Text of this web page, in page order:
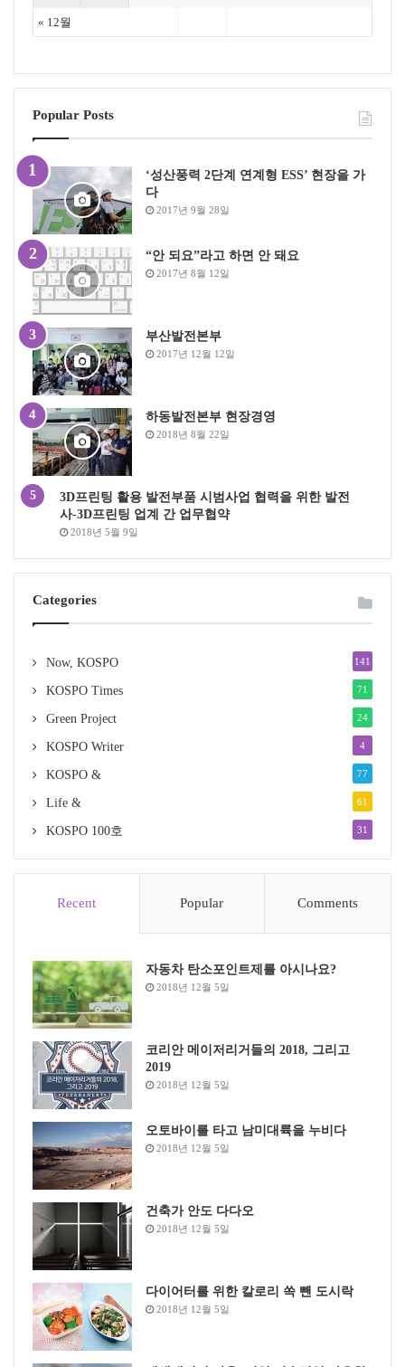
« 12월
Popular Posts
‘성산풍력 2단계 연계형 ESS’ 현장을 가
다
2017년 9월 28일
“안 되요”라고 하면 안 돼요
2017년 8월 12일
부산발전본부
2017년 12월 12일
하동발전본부 현장경영
2018년 8월 22일
3D프린팅 활용 발전부품 시범사업 협력을 위한 발전
사-3D프린팅 업계 간 업무협약
2018년 5월 9일
Categories
Now, KOSPO 141
KOSPO Times 71
Green Project 24
KOSPO Writer 4
KOSPO & 77
Life & 61
KOSPO 100호 31
Recent Popular Comments
자동차 탄소포인트제를 아시나요?
2018년 12월 5일
코리안 메이저리거들의 2018, 그리고
2019
2018년 12월 5일
오토바이를 타고 남미대륙을 누비다
2018년 12월 5일
건축가 안도 다다오
2018년 12월 5일
다이어터를 위한 칼로리 쏙 뺀 도시락
2018년 12월 5일